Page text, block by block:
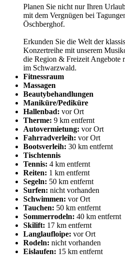
Planen Sie nicht nur Ihren
mit dem Vergnügen bei
Öschberghof.
Erkunden Sie die Welt der
Konzertreihe mit unserem
die Region & Freizeit Angebote
im Schwarzwald.
Fitnessraum
Massagen
Beautybehandlungen
Maniküre/Pediküre
Hallenbad: vor Ort
Therme: 9 km entfernt
Autovermietung: vor Ort
Fahrradverleih: vor Ort
Bootsverleih: 30 km entfernt
Tischtennis
Tennis: 4 km entfernt
Reiten: 1 km entfernt
Segeln: 50 km entfernt
Surfen: nicht vorhanden
Schwimmen: vor Ort
Tauchen: 50 km entfernt
Sommerrodeln: 40 km entfernt
Skilift: 17 km entfernt
Langlaufloipe: vor Ort
Rodeln: nicht vorhanden
Eislaufen: 15 km entfernt